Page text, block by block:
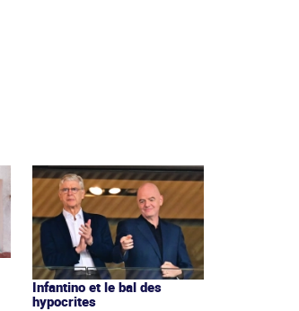
Infantino et le bal des
hypocrites